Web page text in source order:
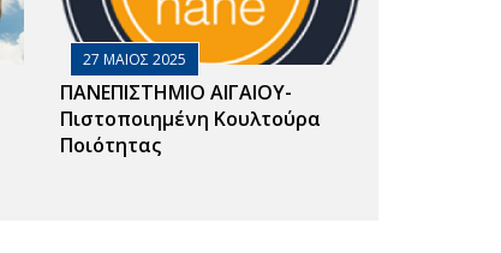
27 ΜΑΙΟΣ 2025
ΠΑΝΕΠΙΣΤΗΜΙΟ ΑΙΓΑΙΟΥ-
Πιστοποιημένη Κουλτούρα
Ποιότητας